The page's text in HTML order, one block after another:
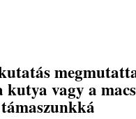
kutya vagy a